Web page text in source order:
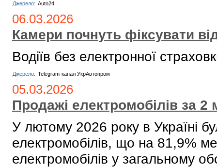
Джерело: Auto24
06.03.2026
Камери почнуть фіксувати
Водіїв без електронної
Джерело: Telegram-канал УкрАвтопром
05.03.2026
Продажі електромобілів за 2
У лютому 2026 року в Україні
електромобілів, що на 81,9%
електромобілів у загальному